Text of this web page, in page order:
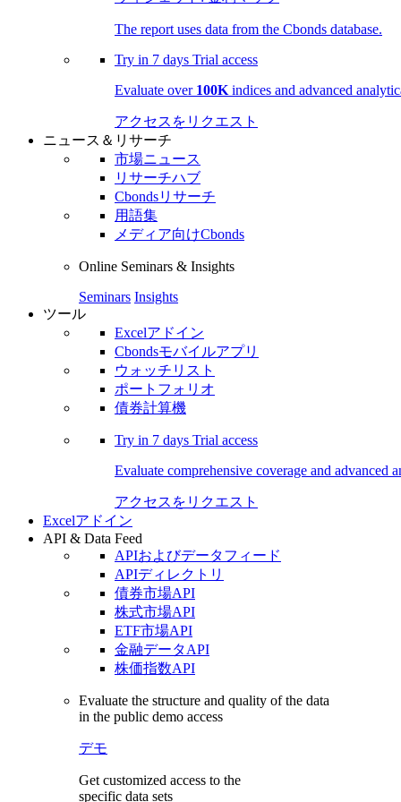
The report uses data from the Cbonds database.
Try in 7 days Trial access
Evaluate over 100K indices and advanced
アクセスをリクエスト
ニュース＆リサーチ
市場ニュース
リサーチハブ
Cbondsリサーチ
用語集
メディア向けCbonds
Online Seminars & Insights
Seminars Insights
ツール
Excelアドイン
Cbondsモバイルアプリ
ウォッチリスト
ポートフォリオ
債券計算機
Try in 7 days Trial access
Evaluate comprehensive coverage and advanced
アクセスをリクエスト
Excelアドイン
API & Data Feed
APIおよびデータフィード
APIディレクトリ
債券市場API
株式市場API
ETF市場API
金融データAPI
株価指数API
Evaluate the structure and quality of the data
in the public demo access
デモ
Get customized access to the
specific data sets